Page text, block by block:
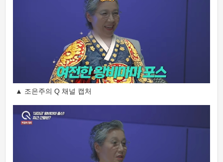
▲ 조은주의 Q 채널 캡처